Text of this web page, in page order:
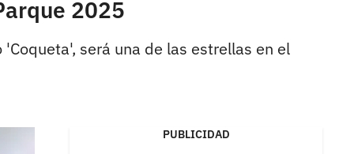
2025
será una de las estrellas en el
PUBLICIDAD